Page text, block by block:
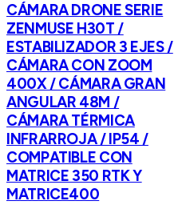
CÁMARA DRONE SERIE
ZENMUSE H30T /
ESTABILIZADOR 3 EJES /
CÁMARA CON ZOOM
400X / CÁMARA GRAN
ANGULAR 48M /
CÁMARA TÉRMICA
INFRARROJA / IP54 /
COMPATIBLE CON
MATRICE 350 RTK Y
MATRICE400